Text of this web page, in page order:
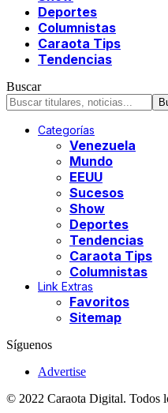
Deportes
Columnistas
Caraota Tips
Tendencias
Buscar
Categorías
Venezuela
Mundo
EEUU
Sucesos
Show
Deportes
Tendencias
Caraota Tips
Columnistas
Link Extras
Favoritos
Sitemap
Síguenos
Advertise
© 2022 Caraota Digital. Todos